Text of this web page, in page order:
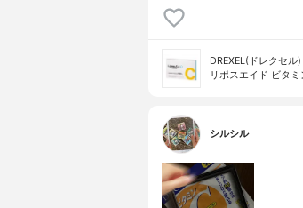
DREXEL(ドレクセル)
リポスエイド ビタミ
シルシル